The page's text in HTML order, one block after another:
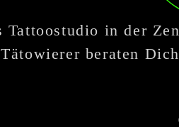
Tattoostudio in der
beraten